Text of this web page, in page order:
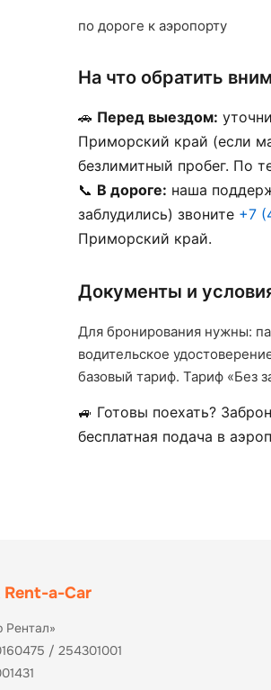
по дороге к аэропорту
На что обратить
🚗 Перед выездом:
Приморский край (если
безлимитный пробег. По
📞 В дороге: наша
заблудились) звоните +7
Приморский край.
Документы и
Для бронирования нужны:
водительское
базовый тариф. Тариф «Без
🚙 Готовы поехать?
бесплатная подача в
Rent-a-Car
/ 254301001